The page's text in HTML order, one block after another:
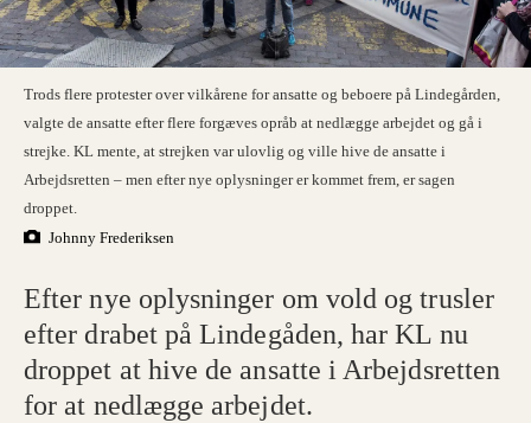
Trods flere protester over vilkårene for ansatte og beboere på Lindegården,
valgte de ansatte efter flere forgæves opråb at nedlægge arbejdet og gå i
strejke. KL mente, at strejken var ulovlig og ville hive de ansatte i
Arbejdsretten – men efter nye oplysninger er kommet frem, er sagen
droppet.
Johnny Frederiksen
Efter nye oplysninger om vold og trusler
efter drabet på Lindegåden, har KL nu
droppet at hive de ansatte i Arbejdsretten
for at nedlægge arbejdet.